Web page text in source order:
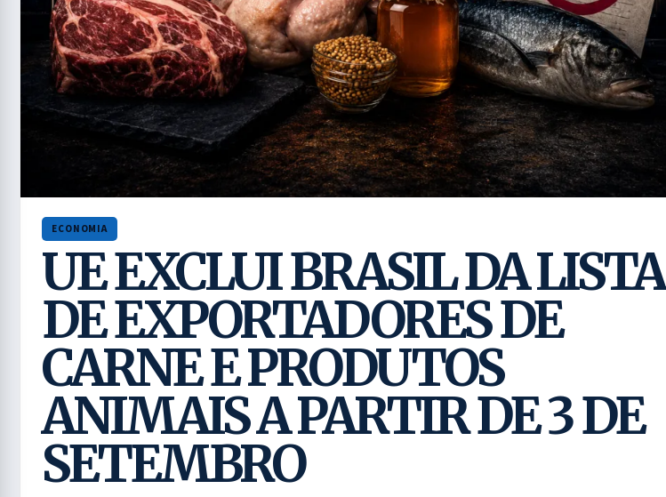
ECONOMIA
UE EXCLUI BRASIL DA LISTA
DE EXPORTADORES DE
CARNE E PRODUTOS
ANIMAIS A PARTIR DE 3 DE
SETEMBRO